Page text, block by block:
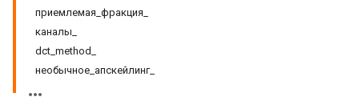
приемлемая_фракция_
каналы_
dct_method_
необычное_апскейлинг_